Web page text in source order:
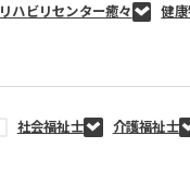
リハビリセンター癒々 健
社会福祉士 介護福祉士